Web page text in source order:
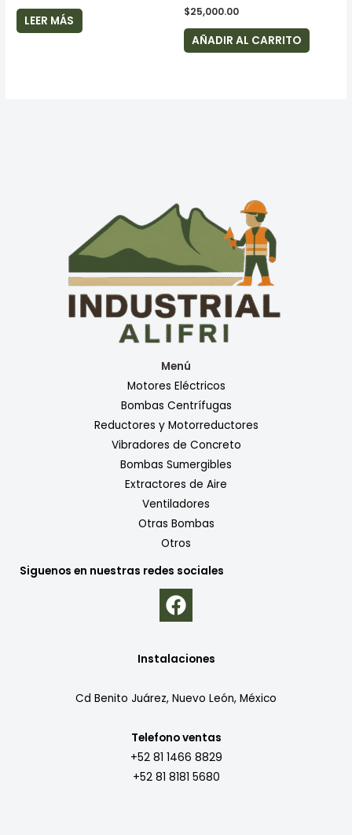
LEER MÁS
$25,000.00
AÑADIR AL CARRITO
Menú
Motores Eléctricos
Bombas Centrífugas
Reductores y Motorreductores
Vibradores de Concreto
Bombas Sumergibles
Extractores de Aire
Ventiladores
Otras Bombas
Otros
Siguenos en nuestras redes sociales
Instalaciones
Cd Benito Juárez, Nuevo León, México
Telefono ventas
+52 81 1466 8829
+52 81 8181 5680